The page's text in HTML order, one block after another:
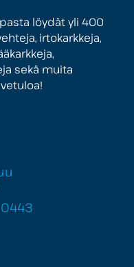
löydät yli 400
irtokarkkeja,
sekä muita